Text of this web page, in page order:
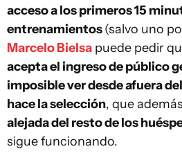
acceso a los primeros 15
entrenamientos(salvo uno
Marcelo Bielsa puede pedir
acepta el ingreso de público
imposible ver desde afuera
hace la selección, que
alejada del resto de los
sigue funcionando.